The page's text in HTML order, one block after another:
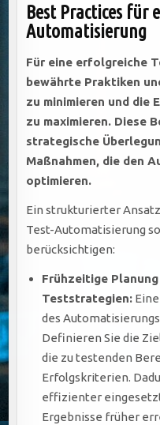
Best Practices für
Automatisierung
Für eine erfolgreiche
bewährte Praktiken
zu minimieren und die
zu maximieren. Diese
strategische
Maßnahmen, die den
optimieren.
Ein strukturierter
Test-Automatisierung
berücksichtigen:
Frühzeitige
Teststrategien:
des
Definieren Sie die
die zu testenden
Erfolgskriterien.
effizienter
Ergebnisse früher